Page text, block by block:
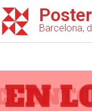
Barcelona,
EN